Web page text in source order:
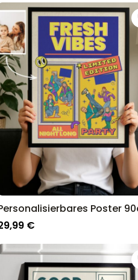
gut ankommt, schließlich
€